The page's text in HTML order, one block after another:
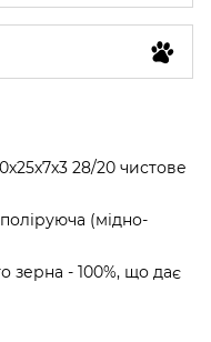
28/20 чистове
(мідно-
зерна - 100%, що дає